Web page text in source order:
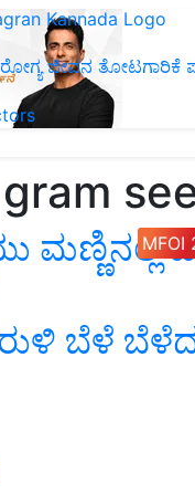
ಜೀವನ ತೋಟಗಾರಿಕೆ
MFOI
ಮಣ್ಣಿನಲ್ಲಿ
ಬೆಳೆ